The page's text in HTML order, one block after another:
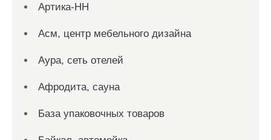
Артика-НН
Асм, центр мебельного дизайна
Аура, сеть отелей
Афродита, сауна
База упаковочных товаров